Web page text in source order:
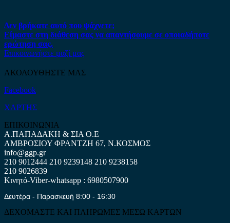
Δεν βρήκατε αυτό που ψάχνετε;
Είμαστε στη διάθεση σας να απαντήσουμε σε οποιαδήποτε
ερώτηση σας.
Επικοινωνήστε μαζί μας
ΑΚΟΛΟΥΘΗΣΤΕ ΜΑΣ
Facebook
ΧΑΡΤΗΣ
ΕΠΙΚΟΙΝΩΝΙΑ
Α.ΠΑΠΑΔΑΚΗ & ΣΙΑ Ο.Ε
ΑΜΒΡΟΣΙΟΥ ΦΡΑΝΤΖΗ 67, Ν.ΚΟΣΜΟΣ
info@ggp.gr
210 9012444 210 9239148 210 9238158
210 9026839
Κινητό-Viber-whatsapp : 6980507900
Δευτέρα - Παρασκευή 8:00 - 16:30
ΔΕΧΟΜΑΣΤΕ ΚΑΙ ΠΛΗΡΩΜΕΣ ΜΕΣΩ ΚΑΡΤΩΝ